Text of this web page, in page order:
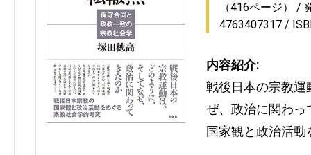
（416ページ）
4763407317
内容紹介:
戦後日本の宗教運
ぜ、政治に関わっ
国家観と政治活